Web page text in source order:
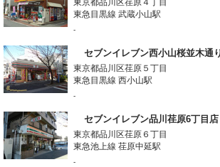
東京都品川区荏原４丁目
東急目黒線 武蔵小山駅
-
セブンイレブン西小山桜並木通
東京都品川区荏原５丁目
東急目黒線 西小山駅
-
セブンイレブン品川荏原6丁目店
東京都品川区荏原６丁目
東急池上線 荏原中延駅
-